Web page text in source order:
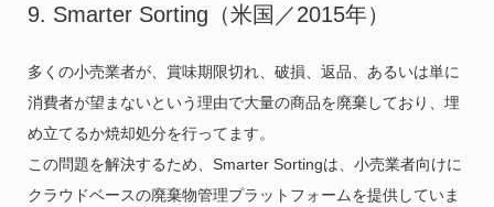
9. Smarter Sorting（米国／2015年）
多くの小売業者が、賞味期限切れ、破損、返品、あるいは単に
消費者が望まないという理由で大量の商品を廃棄しており、埋
め立てるか焼却処分を行ってます。
この問題を解決するため、Smarter Sortingは、小売業者向けに
クラウドベースの廃棄物管理プラットフォームを提供していま